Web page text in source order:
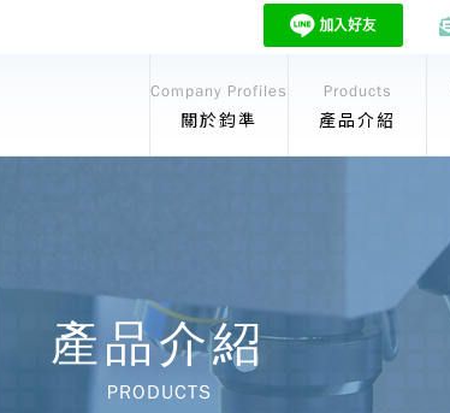
Company Profiles
關於鈞準
Products
產品介紹
產品介紹
PRODUCTS